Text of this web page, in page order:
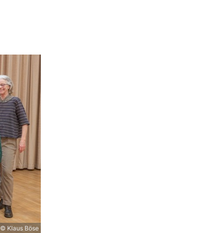
© Klaus Böse